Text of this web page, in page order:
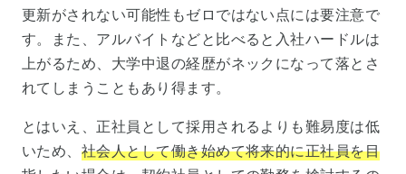
更新がされない可能性もゼロではない点には要注意で
す。また、アルバイトなどと比べると入社ハードルは
上がるため、大学中退の経歴がネックになって落とさ
れてしまうこともあり得ます。
とはいえ、正社員として採用されるよりも難易度は低
いため、 社会人として働き始めて将来的に正社員を目